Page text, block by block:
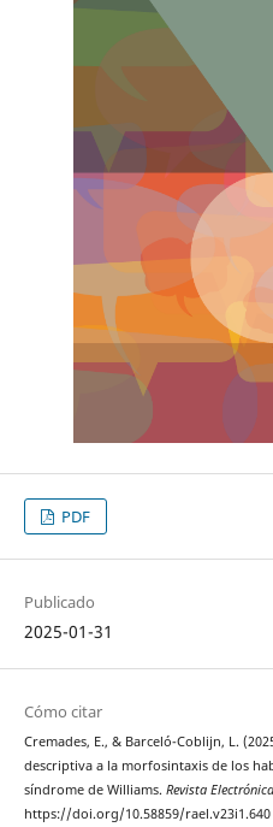
PDF
Publicado
2025-01-31
Cómo citar
Cremades, E., & Barceló-Coblijn, L.
descriptiva a la morfosintaxis de los
síndrome de Williams. Revista
https://doi.org/10.58859/rael.v23i1.640